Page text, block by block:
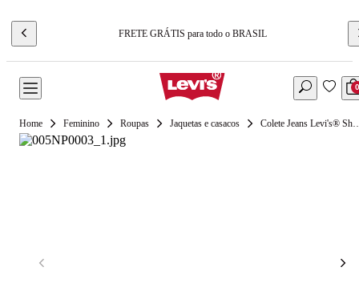
FRETE GRÁTIS para todo o BRASIL
0
Feminino Roupas Jaquetas e casacos Colete Jeans